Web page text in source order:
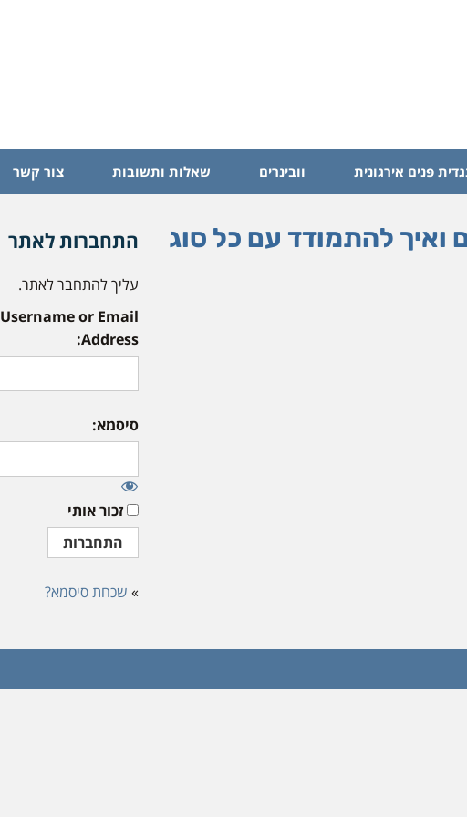
פנים אירגונית וובינרים שאלות ותשובות צור קשר
התחברות לאתר
עליך להתחבר לאתר.
Username or Email
Address:
סיסמא:
זכור אותי
» שכחת סיסמא?